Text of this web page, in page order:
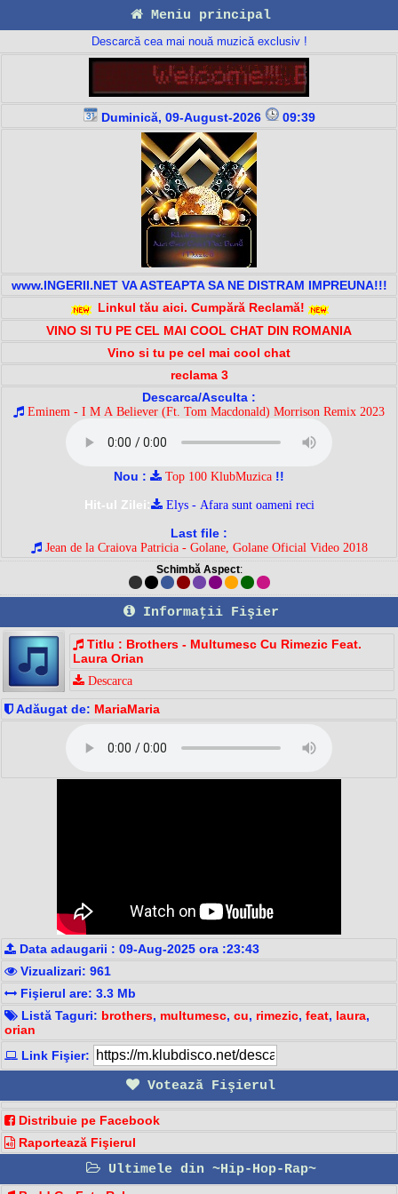
Meniu principal
Descarcă cea mai nouă muzică exclusiv !
Duminică, 09-August-2026 09:39
www.INGERII.NET VA ASTEAPTA SA NE DISTRAM IMPREUNA!!!
Linkul tău aici. Cumpără Reclamă!
VINO SI TU PE CEL MAI COOL CHAT DIN ROMANIA
Vino si tu pe cel mai cool chat
reclama 3
Descarca/Asculta :
Eminem - I M A Believer (Ft. Tom Macdonald) Morrison Remix 2023
Nou : Top 100 KlubMuzica !!
Hit-ul Zilei:
Elys - Afara sunt oameni reci
Last file :
Jean de la Craiova Patricia - Golane, Golane Oficial Video 2018
Schimbă Aspect:
Informaţii Fişier
Titlu : Brothers - Multumesc Cu Rimezic Feat.
Laura Orian
Descarca
Adăugat de: MariaMaria
Data adaugarii : 09-Aug-2025 ora :23:43
Vizualizari: 961
Fişierul are: 3.3 Mb
Listă Taguri: brothers, multumesc, cu, rimezic, feat, laura,
orian
Link Fişier:
Votează Fişierul
Distribuie pe Facebook
Raportează Fişierul
Ultimele din ~Hip-Hop-Rap~